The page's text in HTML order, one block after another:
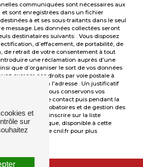
communiquées sont nécessaires aux
sont enregistrées dans un fichier
à et ses sous-traitants dans le seul
message. Les données collectées seront
destinataires suivants: . Vous disposez
d’effacement, de portabilité, de
de retrait de votre consentement à tout
une réclamation auprès d’une
que d’organiser le sort de vos données
exercer ces droits par voie postale à
électronique à l'adresse . Un justificatif
demandé. Nous conservons vos
de prise de contact puis pendant la
aux fins probatoires et de gestion des
le droit de vous inscrire sur la liste
téléphonique, disponible à cette
. Consultez le site cnil.fr pour plus
et
sur